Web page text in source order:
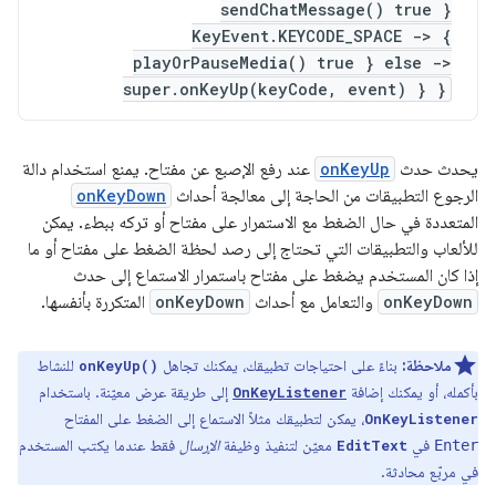
sendChatMessage() true }
KeyEvent.KEYCODE_SPACE -> {
playOrPauseMedia() true } else ->
super.onKeyUp(keyCode, event) } }
يحدث حدث onKeyUp عند رفع الإصبع عن مفتاح. يمنع استخدام دالة
الرجوع التطبيقات من الحاجة إلى معالجة أحداث onKeyDown
المتعددة في حال الضغط مع الاستمرار على مفتاح أو تركه ببطء. يمكن
للألعاب والتطبيقات التي تحتاج إلى رصد لحظة الضغط على مفتاح أو ما
إذا كان المستخدم يضغط على مفتاح باستمرار الاستماع إلى حدث
onKeyDown والتعامل مع أحداث onKeyDown المتكررة بأنفسها.
ملاحظة: بناءً على احتياجات تطبيقك، يمكنك تجاهل onKeyUp() للنشاط
بأكمله، أو يمكنك إضافة OnKeyListener إلى طريقة عرض معيّنة. باستخدام
OnKeyListener، يمكن لتطبيقك مثلاً الاستماع إلى الضغط على المفتاح
Enter في EditText معيّن لتنفيذ وظيفةالإرسال فقط عندما يكتب المستخدم
في مربّع محادثة.